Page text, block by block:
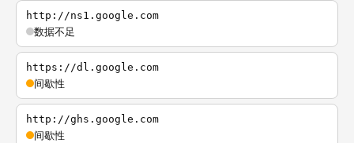
http://ns1.google.com
数据不足
https://dl.google.com
间歇性
http://ghs.google.com
间歇性